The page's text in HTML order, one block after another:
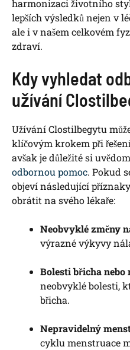
harmonizaci životního
lepších výsledků nejen v
ale i v našem celkovém
zdraví.
Kdy vyhledat
užívání
Užívání Clostilbegytu
klíčovým krokem při
avšak je důležité si
odbornou pomoc. Pokud
objeví následující
obrátit na svého lékaře:
Neobvyklé změny
výrazné výkyvy
Bolesti břicha nebo
neobvyklé bolesti,
břicha.
Nepravidelný
cyklu menstruace